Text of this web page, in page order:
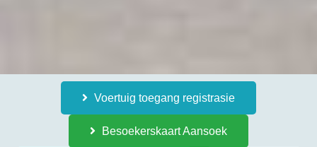
Voertuig toegang registrasie
Besoekerskaart Aansoek